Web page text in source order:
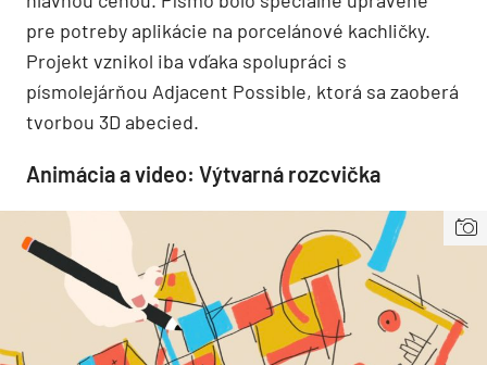
pre potreby aplikácie na porcelánové kachličky.
Projekt vznikol iba vďaka spolupráci s
písmolejárňou Adjacent Possible, ktorá sa zaoberá
tvorbou 3D abecied.
Animácia a video: Výtvarná rozcvička